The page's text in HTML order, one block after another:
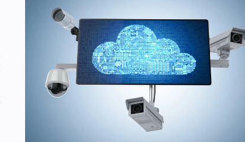
これらの課題を
クラウドカメラ
が解決します！